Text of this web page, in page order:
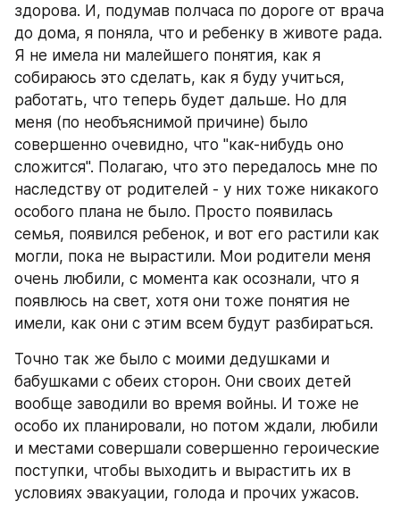
здорова. И, подумав полчаса по дороге от врача
до дома, я поняла, что и ребенку в животе рада.
Я не имела ни малейшего понятия, как я
собираюсь это сделать, как я буду учиться,
работать, что теперь будет дальше. Но для
меня (по необъяснимой причине) было
совершенно очевидно, что "как-нибудь оно
сложится". Полагаю, что это передалось мне по
наследству от родителей - у них тоже никакого
особого плана не было. Просто появилась
семья, появился ребенок, и вот его растили как
могли, пока не вырастили. Мои родители меня
очень любили, с момента как осознали, что я
появлюсь на свет, хотя они тоже понятия не
имели, как они с этим всем будут разбираться.
Точно так же было с моими дедушками и
бабушками с обеих сторон. Они своих детей
вообще заводили во время войны. И тоже не
особо их планировали, но потом ждали, любили
и местами совершали совершенно героические
поступки, чтобы выходить и вырастить их в
условиях эвакуации, голода и прочих ужасов.